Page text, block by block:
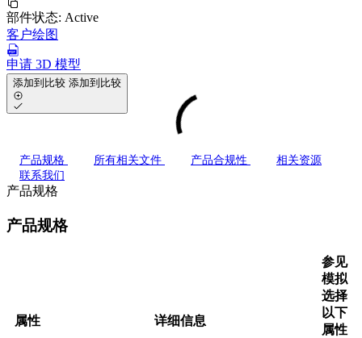
部件状态: Active
客户绘图
申请 3D 模型
添加到比较 添加到比较
产品规格 所有相关文件 产品合规性
相关资源
联系我们
产品规格
产品规格
属性 详细信息
参见
模拟
选择
以下
属性